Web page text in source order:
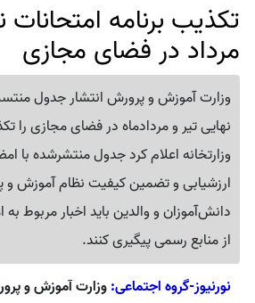
تکذیب برنامه امتحانات
مرداد در فضای مجازی
وزارت آموزش و پرورش انتشار جدول
نهایی تیر و مردادماه در فضای مجازی را
وزارتخانه اعلام کرد جدول منتشرشده با
ارزشیابی و تضمین کیفیت نظام آموزش
دانش‌آموزان و والدین باید اخبار مربوط
از منابع رسمی پیگیری کنند.
نورنیوز-گروه اجتماعی:وزارت آموزش و